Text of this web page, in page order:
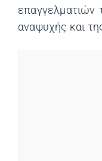
επαγγελματιών
αναψυχής και